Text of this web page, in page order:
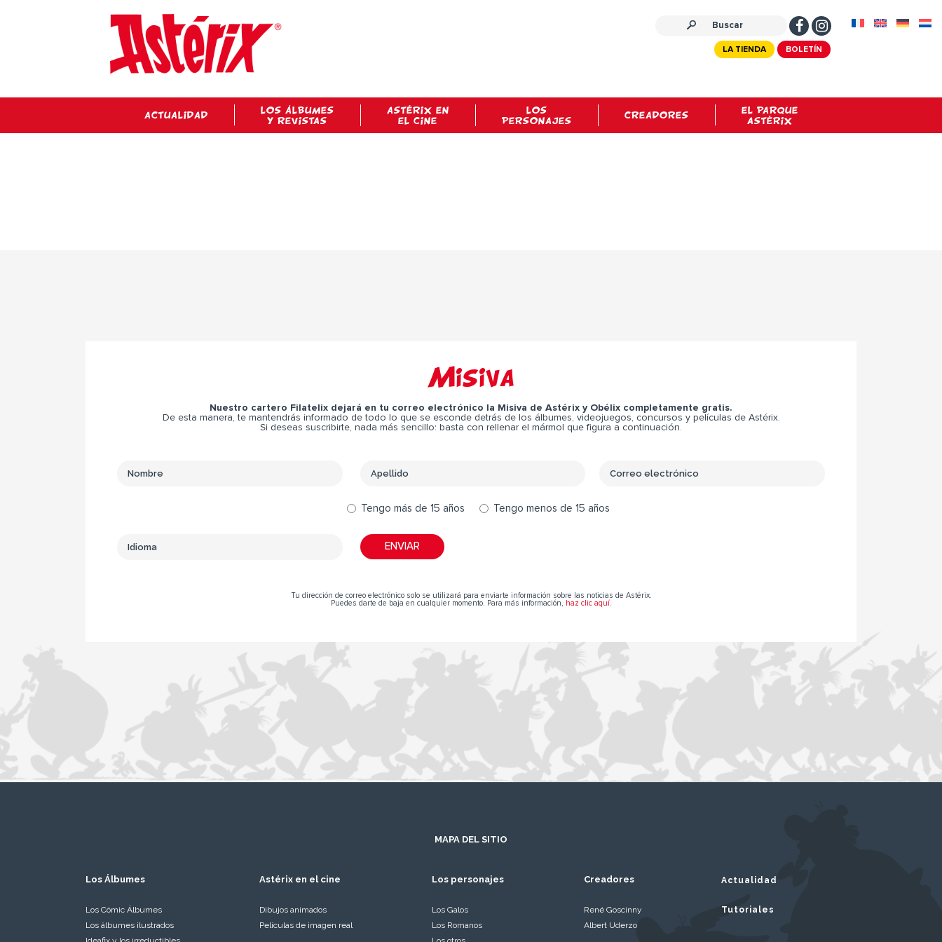
BOLETÍN
LA TIENDA
ACTUALIDAD
LOS ÁLBUMES
Y REVISTAS
ASTÉRIX EN
EL CINE
LOS
PERSONAJES
CREADORES
EL PARQUE
ASTÉRIX
Misiva
Nuestro cartero Filatelix dejará en tu correo electrónico la Misiva de Astérix y Obélix completamente gratis.
De esta manera, te mantendrás informado de todo lo que se esconde detrás de los álbumes, videojuegos, concursos y películas de Astérix.
Si deseas suscribirte, nada más sencillo: basta con rellenar el mármol que figura a continuación.
Tengo más de 15 años Tengo menos de 15 años
Tu dirección de correo electrónico solo se utilizará para enviarte información sobre las noticias de Astérix.
Puedes darte de baja en cualquier momento. Para más información,
haz clic aquí.
MAPA DEL SITIO
Los Álbumes
Los Cómic Álbumes
Los álbumes ilustrados
Astérix en el cine
Dibujos animados
Películas de imagen real
Los personajes
Los Galos
Los Romanos
Creadores
René Goscinny
Albert Uderzo
Actualidad
Tutoriales